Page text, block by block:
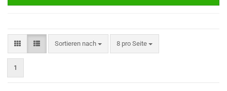
Sortieren nach
Sortieren nach 8 pro Seite
pro Seite
1